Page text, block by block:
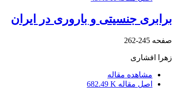
برابری جنسیتی و باروری در ایران
صفحه 245-262
زهرا افشاری
مشاهده مقاله
اصل مقاله 682.49 K